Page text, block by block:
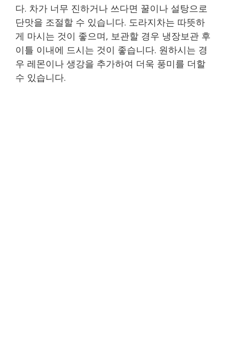
다. 차가 너무 진하거나 쓰다면 꿀이나 설탕으로
단맛을 조절할 수 있습니다. 도라지차는 따뜻하
게 마시는 것이 좋으며, 보관할 경우 냉장보관 후
이틀 이내에 드시는 것이 좋습니다. 원하시는 경
우 레몬이나 생강을 추가하여 더욱 풍미를 더할
수 있습니다.